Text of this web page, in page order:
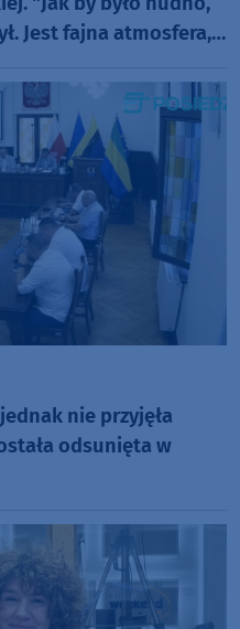
Jest fajna atmosfera,
nie przyjęła
odsunięta w